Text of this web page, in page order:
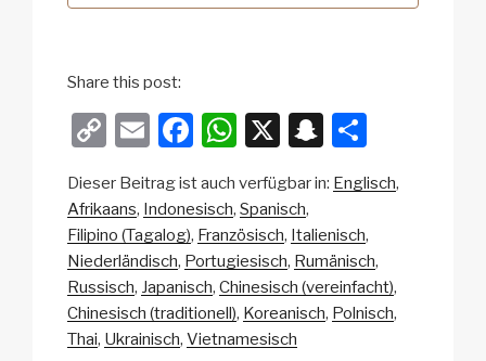
Share this post:
C
p
y
Li
n
k
E
ail
F
c
e
b
o
o
W
at
s
A
p
p
X
S
a
p
c
h
e
n
Dieser Beitrag ist auch verfügbar in: Englisch
Afrikaans Indonesisch Spanisch
Filipino (Tagalog) Französisch Italienisch
Niederländisch Portugiesisch Rumänisch
Russisch Japanisch Chinesisch (vereinfacht)
Chinesisch (traditionell) Koreanisch Polnisch
Thai Ukrainisch Vietnamesisch